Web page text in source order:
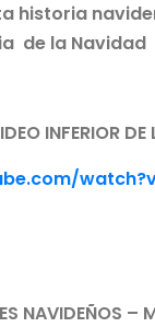
historia
de la Navidad
INFERIOR
NAVIDEÑOS –